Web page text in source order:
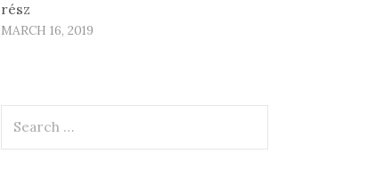
rész
MARCH 16, 2019
for: